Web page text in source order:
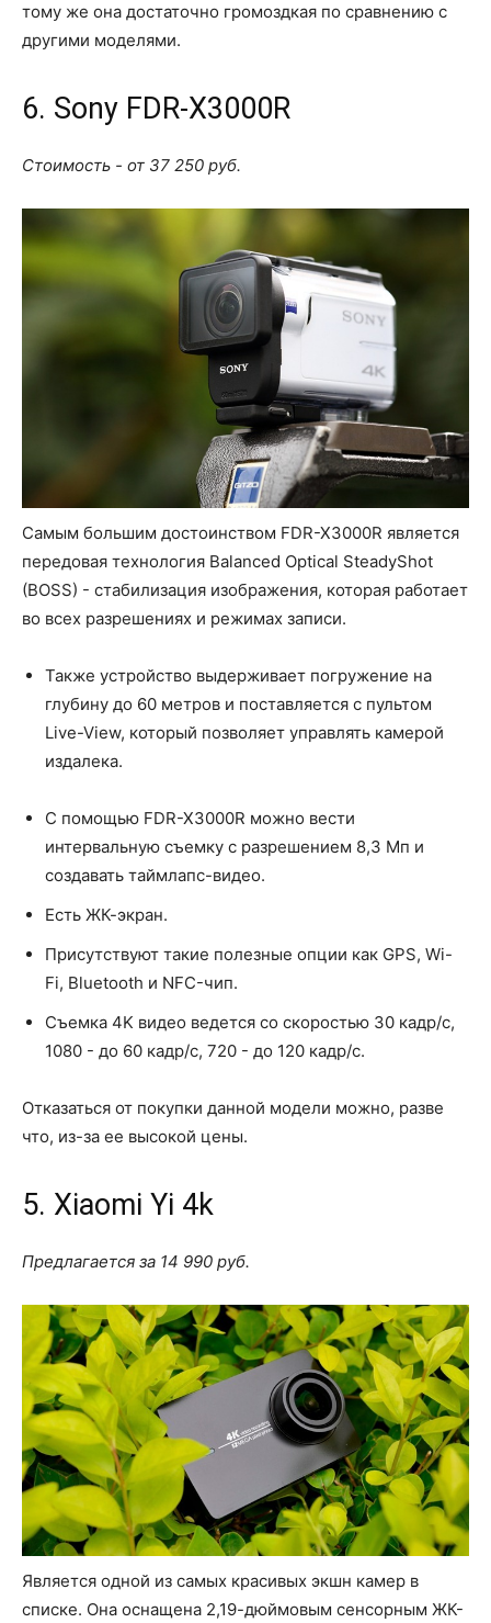
тому же она достаточно громоздкая по сравнению с
другими моделями.
6. Sony FDR-X3000R
Стоимость - от 37 250 руб.
Самым большим достоинством FDR-X3000R является
передовая технология Balanced Optical SteadyShot
(BOSS) - стабилизация изображения, которая работает
во всех разрешениях и режимах записи.
Также устройство выдерживает погружение на
глубину до 60 метров и поставляется с пультом
Live-View, который позволяет управлять камерой
издалека.
С помощью FDR-X3000R можно вести
интервальную съемку с разрешением 8,3 Мп и
создавать таймлапс-видео.
Есть ЖК-экран.
Присутствуют такие полезные опции как GPS, Wi-
Fi, Bluetooth и NFC-чип.
Съемка 4K видео ведется со скоростью 30 кадр/с,
1080 - до 60 кадр/с, 720 - до 120 кадр/с.
Отказаться от покупки данной модели можно, разве
что, из-за ее высокой цены.
5. Xiaomi Yi 4k
Предлагается за 14 990 руб.
Является одной из самых красивых экшн камер в
списке. Она оснащена 2,19-дюймовым сенсорным ЖК-